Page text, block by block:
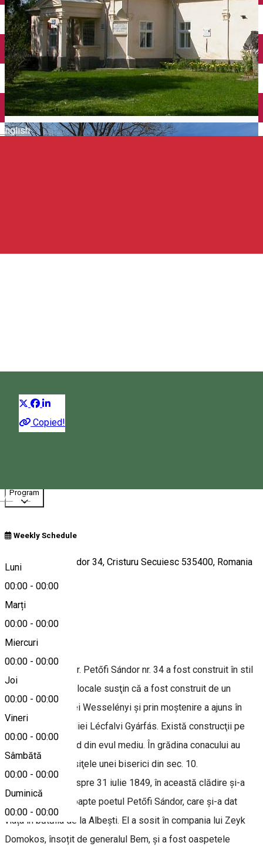
English
Magyar
Închirieri auto
Închirieri de biciclete
Copied!
00:00 - 00:00
Program
Weekly Schedule
Luni
00:00 - 00:00
Marți
00:00 - 00:00
Miercuri
00:00 - 00:00
Joi
00:00 - 00:00
Vineri
00:00 - 00:00
Sâmbătă
00:00 - 00:00
Duminică
00:00 - 00:00
Strada Petőfi Sándor 34, Cristuru Secuiesc 535400, Romania
Hartă
Despre
Conacul aflat în str. Petőfi Sándor nr. 34 a fost construit în stil
clasicist. Datinile locale susţin că a fost construit de un
membru al familiei Wesselényi şi prin moştenire a ajuns în
proprietatea familiei Lécfalvi Gyárfás. Există construcţii pe
acest loc începând din evul mediu. În grădina conacului au
fost găsite rămăşiţele unei biserici din sec. 10.
În noaptea de 30 spre 31 iulie 1849, în această clădire și-a
petrecut ultima noapte poetul Petőfi Sándor, care și-a dat
viața în bătălia de la Albești. El a sosit în compania lui Zeyk
Domokos, însoțit de generalul Bem, și a fost oaspetele